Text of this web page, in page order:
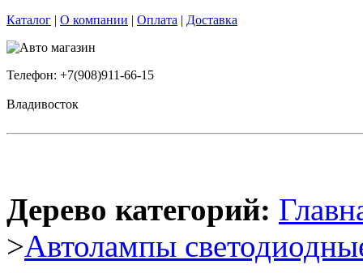
Каталог | О компании | Оплата | Доставка
Телефон: +7(908)911-66-15
Владивосток
Дерево категорий:
>Автолампы